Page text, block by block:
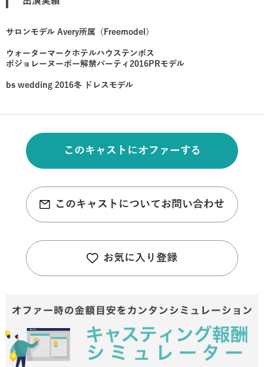
サロンモデル Avery所属（Freemodel）
ウォーターマークホテルハウステンボス
ボジョレーヌーボー解禁パーティ2016PRモデル
bs wedding 2016冬 ドレスモデル
このキャストにオファーする
このキャストについてお問い合わせ
お気に入り登録